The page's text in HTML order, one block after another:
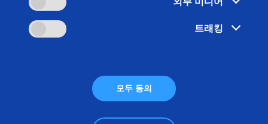
Bundesverbands der Deutschen Industrie(BDI)의
심사 위원들은 EMAG 그룹을 선정했습니다. 혁신적
기업이라고 심사 위원 중 한 위원이 강조하였습니다.
5월 초 뒤셀도르프에서 시상식이 개최되었습니다.
트래킹
모두 동의